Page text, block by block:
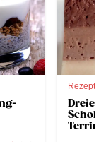
Rezept
Terrine